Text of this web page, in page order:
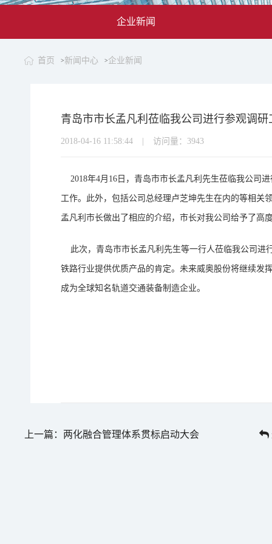
企业新闻
首页 >新闻中心 >企业新闻
青岛市市长孟凡利莅临我公司进行参观调研
2018-04-16 11:58:44 访问量： 3943
2018年4月16日，青岛市市长孟凡利先生莅临我公司
工作。此外，包括公司总经理卢芝坤先生在内的等相关
孟凡利市长做出了相应的介绍，市长对我公司给予了高
此次，青岛市市长孟凡利先生等一行人莅临我公司进
铁路行业提供优质产品的肯定。未来威奥股份将继续发
成为全球知名轨道交通装备制造企业。
上一篇：两化融合管理体系贯标启动大会